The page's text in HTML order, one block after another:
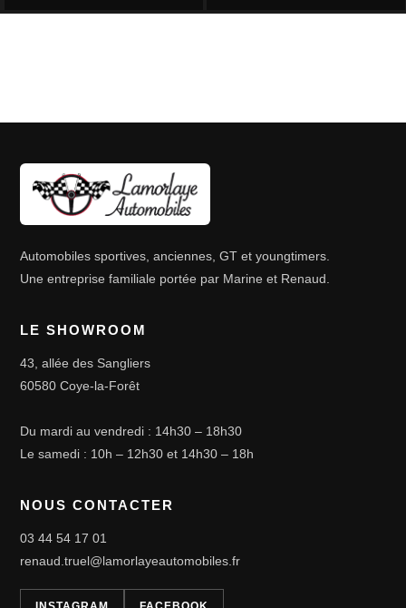
Automobiles sportives, anciennes, GT et youngtimers.
Une entreprise familiale portée par Marine et Renaud.
LE SHOWROOM
43, allée des Sangliers
60580 Coye-la-Forêt
Du mardi au vendredi : 14h30 – 18h30
Le samedi : 10h – 12h30 et 14h30 – 18h
NOUS CONTACTER
03 44 54 17 01
renaud.truel@lamorlayeautomobiles.fr